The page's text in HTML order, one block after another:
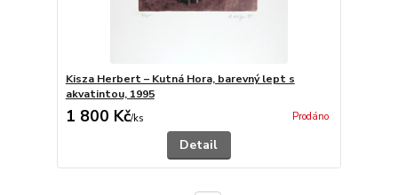
Kisza Herbert – Kutná Hora, barevný lept s
akvatintou, 1995
1 800 Kč/ks Prodáno
Detail